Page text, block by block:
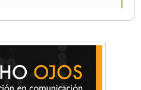
de Castelar competirá
Cultura